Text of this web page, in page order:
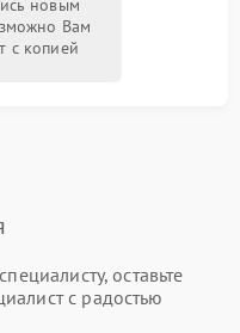
новым
Вам
с копией
оставьте
с радостью